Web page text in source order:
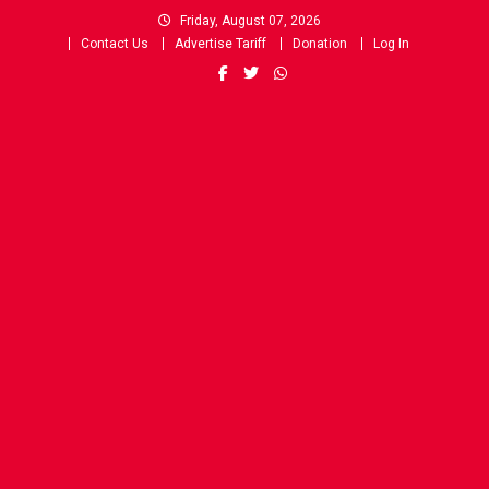
Friday, August 07, 2026
Contact Us
Advertise Tariff Donation Log In